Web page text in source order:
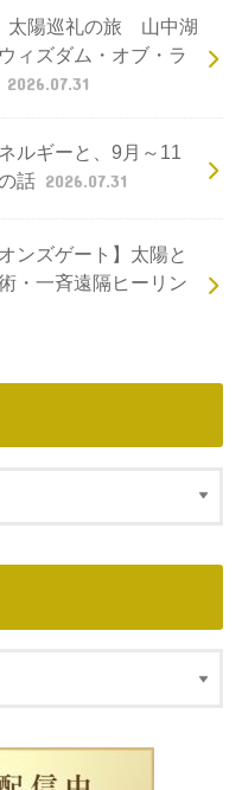
陽巡礼の旅 山中湖
ィズダム・オブ・ラ
2026.07.31
ルギーと、9月～11
話 2026.07.31
ンズゲート】太陽と
・一斉遠隔ヒーリン